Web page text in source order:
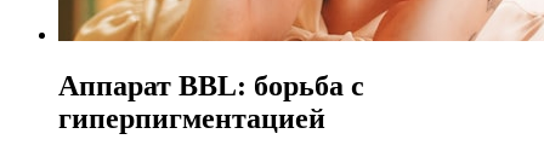
Аппарат BBL: борьба с
гиперпигментацией